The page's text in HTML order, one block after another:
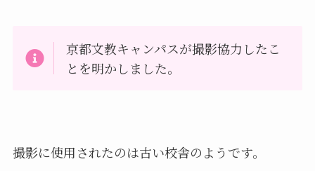
京都文教キャンパスが撮影協力したこ
とを明かしました。
撮影に使用されたのは古い校舎のようです。